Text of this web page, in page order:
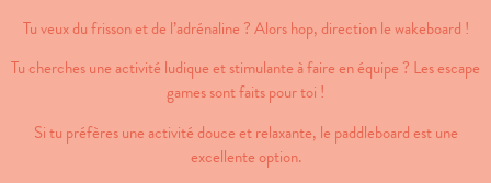
Tu veux du frisson et de l’adrénaline ? Alors hop, direction le wakeboard !
Tu cherches une activité ludique et stimulante à faire en équipe ? Les escape
games sont faits pour toi !
Si tu préfères une activité douce et relaxante, le paddleboard est une
excellente option.